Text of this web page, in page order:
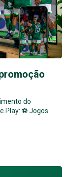
do
Play: ⚽ Jogos